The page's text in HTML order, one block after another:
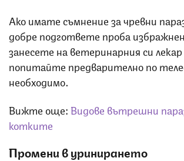
Ако имате съмнение за чревни
добре подгответе проба
занесете на ветеринарния си лекар
попитайте предварително по
необходимо.
Вижте още: Видове вътрешни
котките
Промени в уринирането